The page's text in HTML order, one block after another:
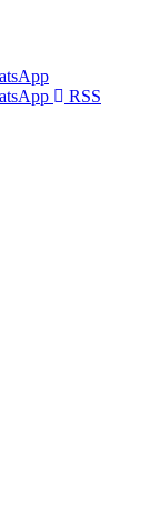
RSS